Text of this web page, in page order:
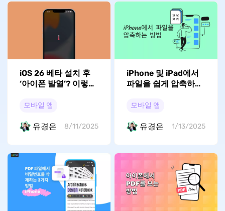
iOS 26 베타 설치 후
‘아이폰 발열’? 이렇게
모바일 앱
유경은 8/11/2025
iPhone 및 iPad에서
파일을 쉽게 압축하는
모바일 앱
유경은 1/13/2025